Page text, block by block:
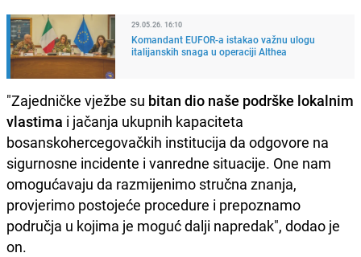
29.05.26. 16:10
Komandant EUFOR-a istakao važnu ulogu
italijanskih snaga u operaciji Althea
"Zajedničke vježbe su bitan dio naše podrške lokalnim
vlastima i jačanja ukupnih kapaciteta
bosanskohercegovačkih institucija da odgovore na
sigurnosne incidente i vanredne situacije. One nam
omogućavaju da razmijenimo stručna znanja,
provjerimo postojeće procedure i prepoznamo
područja u kojima je moguć dalji napredak", dodao je
on.